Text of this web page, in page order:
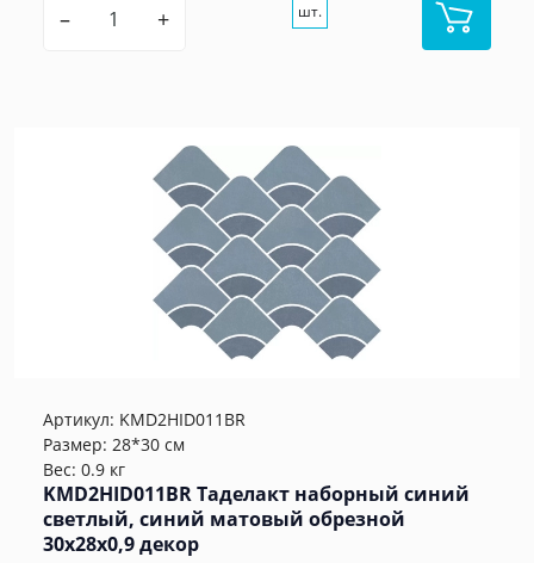
– + шт.
Артикул: KMD2HID011BR
Размер: 28*30 см
Вес: 0.9 кг
KMD2HID011BR Таделакт наборный синий
светлый, синий матовый обрезной
30x28x0,9 декор